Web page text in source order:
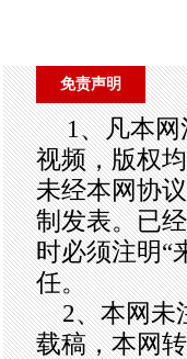
免责声明
1、凡本网
视频，版权
未经本网协
制发表。已
时必须注明“
任。
2、本网未
载稿，本网